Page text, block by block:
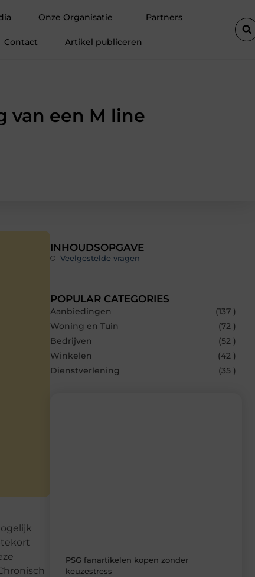
Onze Organisatie Partners
Contact Artikel publiceren
van een M line
INHOUDSOPGAVE
Veelgestelde vragen
POPULAR CATEGORIES
Aanbiedingen
(137 )
Woning en Tuin
(72 )
Bedrijven
(52 )
Winkelen
(42 )
Dienstverlening
(35 )
PSG fanartikelen kopen zonder
keuzestress